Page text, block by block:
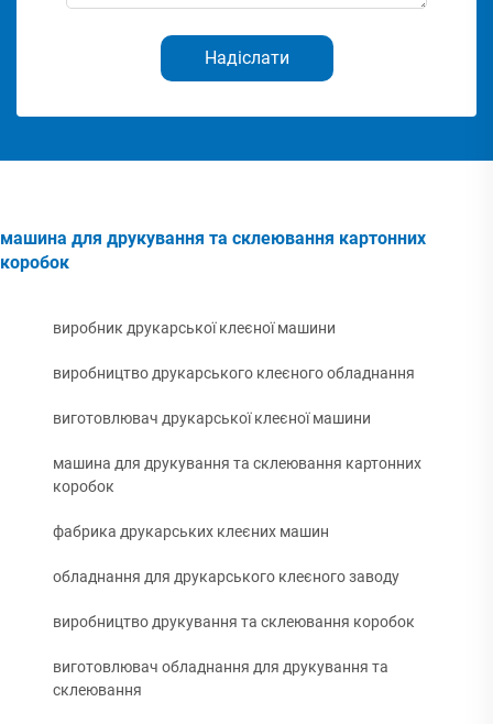
Надіслати
машина для друкування та склеювання картонних
коробок
виробник друкарської клеєної машини
виробництво друкарського клеєного обладнання
виготовлювач друкарської клеєної машини
машина для друкування та склеювання картонних
коробок
фабрика друкарських клеєних машин
обладнання для друкарського клеєного заводу
виробництво друкування та склеювання коробок
виготовлювач обладнання для друкування та
склеювання